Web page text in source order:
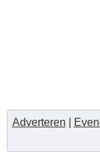
Adverteren